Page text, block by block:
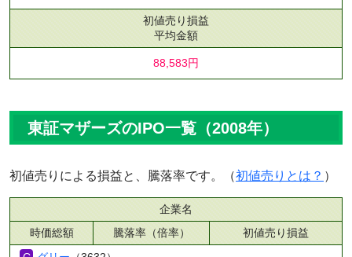
初値売り損益
平均金額
88,583円
東証マザーズのIPO一覧（2008年）
初値売りによる損益と、騰落率です。（初値売りとは？ ）
企業名
時価総額
騰落率（倍率）
初値売り損益